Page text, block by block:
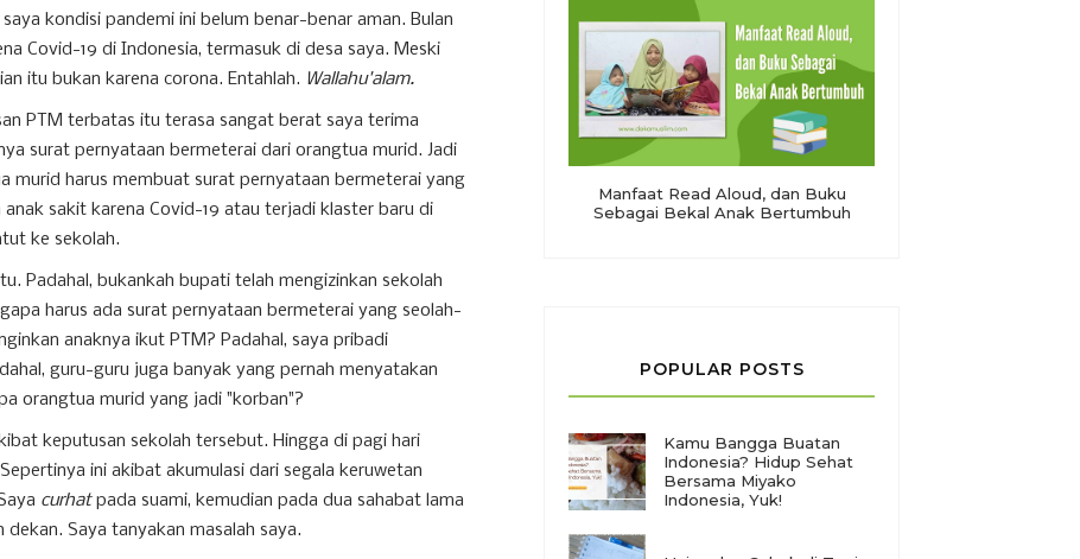
kondisi pandemi ini belum benar-benar aman. Bulan
Covid-19 di Indonesia, termasuk di desa saya. Meski
itu bukan karena corona. Entahlah. Wallahu'alam.
PTM terbatas itu terasa sangat berat saya terima
surat pernyataan bermeterai dari orangtua murid. Jadi
murid harus membuat surat pernyataan bermeterai yang
sakit karena Covid-19 atau terjadi klaster baru di
ke sekolah.
Padahal, bukankah bupati telah mengizinkan sekolah
harus ada surat pernyataan bermeterai yang seolah-
anaknya ikut PTM? Padahal, saya pribadi
guru-guru juga banyak yang pernah menyatakan
orangtua murid yang jadi "korban"?
keputusan sekolah tersebut. Hingga di pagi hari
ini akibat akumulasi dari segala keruwetan
curhatpada suami, kemudian pada dua sahabat lama
Saya tanyakan masalah saya.
Manfaat Read Aloud, dan Buku
Sebagai Bekal Anak Bertumbuh
POPULAR POSTS
Kamu Bangga Buatan
Indonesia? Hidup Sehat
Bersama Miyako
Indonesia, Yuk!